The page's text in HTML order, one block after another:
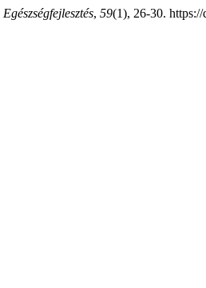
Egészségfejlesztés, 59(1), 26-30.